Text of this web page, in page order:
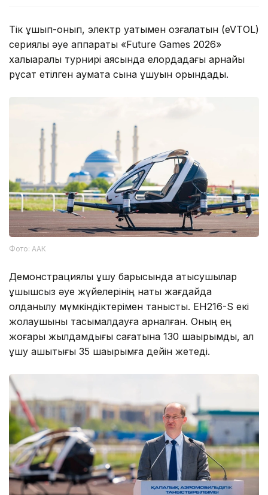
Тік ұшып-қонып, электр қуатымен қозғалатын (eVTOL)
сериялық әуе аппараты «Future Games 2026»
халықаралық турнирі аясында елордадағы арнайы
рұқсат етілген аумақта сынақ ұшуын орындады.
Фото: ААК
Демонстрациялық ұшу барысында қатысушылар
ұшқышсыз әуе жүйелерінің нақты жағдайда
қолданылу мүмкіндіктерімен танысты. EH216-S екі
жолаушыны тасымалдауға арналған. Оның ең
жоғары жылдамдығы сағатына 130 шақырымды, ал
ұшу қашықтығы 35 шақырымға дейін жетеді.